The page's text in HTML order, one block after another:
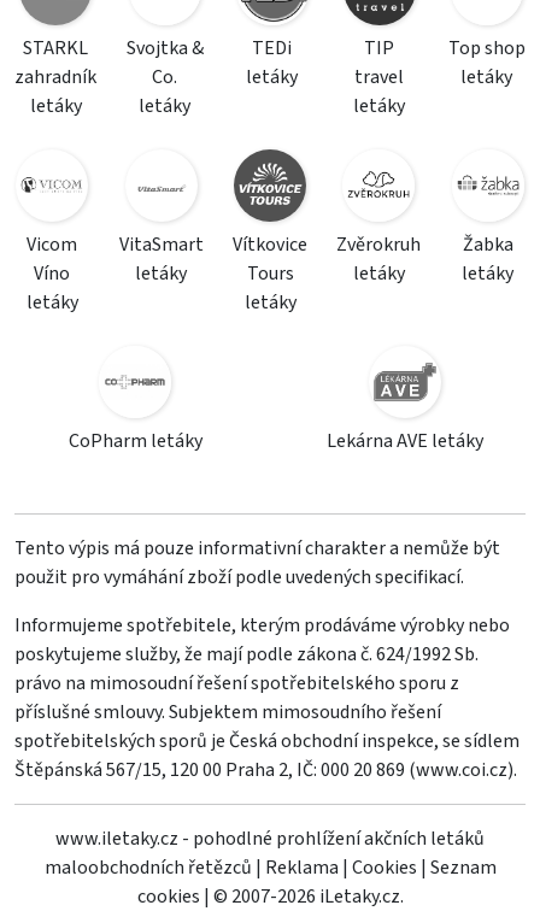
STARKL
zahradník
letáky
Svojtka &
Co.
letáky
TEDi
letáky
TIP
travel
letáky
Top shop
letáky
Vicom
Víno
letáky
VitaSmart
letáky
Vítkovice
Tours
letáky
Zvěrokruh
letáky
Žabka
letáky
CoPharm letáky Lekárna AVE letáky
Tento výpis má pouze informativní charakter a nemůže být
použit pro vymáhání zboží podle uvedených specifikací.
Informujeme spotřebitele, kterým prodáváme výrobky nebo
poskytujeme služby, že mají podle zákona č. 624/1992 Sb.
právo na mimosoudní řešení spotřebitelského sporu z
příslušné smlouvy. Subjektem mimosoudního řešení
spotřebitelských sporů je Česká obchodní inspekce, se sídlem
Štěpánská 567/15, 120 00 Praha 2, IČ: 000 20 869 (www.coi.cz).
www.iletaky.cz - pohodlné prohlížení akčních letáků
maloobchodních řetězců | Reklama | Cookies | Seznam
cookies | © 2007-2026 iLetaky.cz.